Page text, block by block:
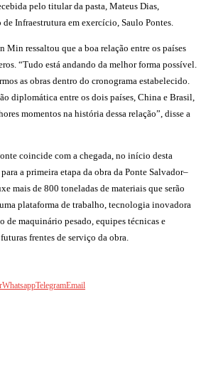
pelo titular da pasta, Mateus Dias,
Infraestrutura em exercício, Saulo Pontes.
Min ressaltou que a boa relação entre os países
“Tudo está andando da melhor forma possível.
as obras dentro do cronograma estabelecido.
diplomática entre os dois países, China e Brasil,
momentos na história dessa relação”, disse a
coincide com a chegada, no início desta
a primeira etapa da obra da Ponte Salvador–
mais de 800 toneladas de materiais que serão
plataforma de trabalho, tecnologia inovadora
de maquinário pesado, equipes técnicas e
frentes de serviço da obra.
WhatsappTelegramEmail